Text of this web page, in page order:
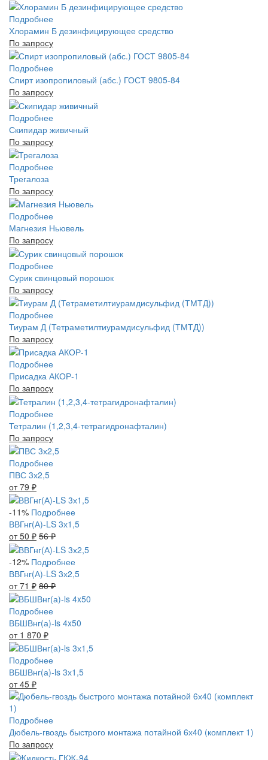
Подробнее
Хлорамин Б дезинфицирующее средство
По запросу
Подробнее
Спирт изопропиловый (абс.) ГОСТ 9805-84
По запросу
Подробнее
Скипидар живичный
По запросу
Подробнее
Трегалоза
По запросу
Подробнее
Магнезия Ньювель
По запросу
Подробнее
Сурик свинцовый порошок
По запросу
Подробнее
Тиурам Д (Тетраметилтиурамдисульфид (ТМТД))
По запросу
Подробнее
Присадка АКОР-1
По запросу
Подробнее
Тетралин (1,2,3,4-тетрагидронафталин)
По запросу
Подробнее
ПВС 3х2,5
от 79 ₽
-11% Подробнее
ВВГнг(А)-LS 3х1,5
от 50 ₽ 56₽
-12% Подробнее
ВВГнг(А)-LS 3х2,5
от 71 ₽ 80₽
Подробнее
ВБШВнг(а)-ls 4x50
от 1 870 ₽
Подробнее
ВБШВнг(а)-ls 3х1,5
от 45 ₽
Подробнее
Дюбель-гвоздь быстрого монтажа потайной 6х40 (комплект 1)
По запросу